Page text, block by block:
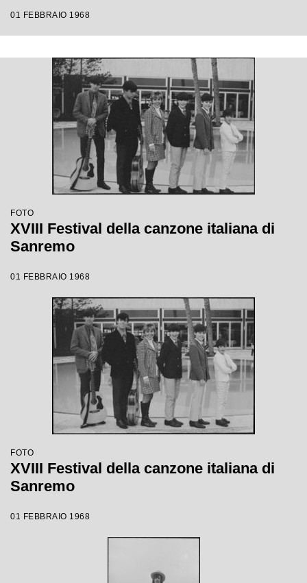
01 FEBBRAIO 1968
FOTO
XVIII Festival della canzone italiana di
Sanremo
01 FEBBRAIO 1968
FOTO
XVIII Festival della canzone italiana di
Sanremo
01 FEBBRAIO 1968